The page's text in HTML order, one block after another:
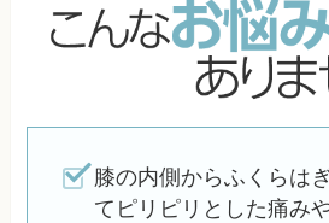
膝の内側からふくらは
てピリピリとした痛み